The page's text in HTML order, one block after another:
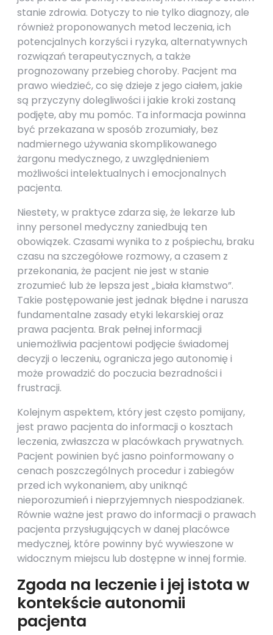
stanie zdrowia. Dotyczy to nie tylko diagnozy, ale
również proponowanych metod leczenia, ich
potencjalnych korzyści i ryzyka, alternatywnych
rozwiązań terapeutycznych, a także
prognozowany przebieg choroby. Pacjent ma
prawo wiedzieć, co się dzieje z jego ciałem, jakie
są przyczyny dolegliwości i jakie kroki zostaną
podjęte, aby mu pomóc. Ta informacja powinna
być przekazana w sposób zrozumiały, bez
nadmiernego używania skomplikowanego
żargonu medycznego, z uwzględnieniem
możliwości intelektualnych i emocjonalnych
pacjenta.
Niestety, w praktyce zdarza się, że lekarze lub
inny personel medyczny zaniedbują ten
obowiązek. Czasami wynika to z pośpiechu, braku
czasu na szczegółowe rozmowy, a czasem z
przekonania, że pacjent nie jest w stanie
zrozumieć lub że lepsza jest „biała kłamstwo”.
Takie postępowanie jest jednak błędne i narusza
fundamentalne zasady etyki lekarskiej oraz
prawa pacjenta. Brak pełnej informacji
uniemożliwia pacjentowi podjęcie świadomej
decyzji o leczeniu, ogranicza jego autonomię i
może prowadzić do poczucia bezradności i
frustracji.
Kolejnym aspektem, który jest często pomijany,
jest prawo pacjenta do informacji o kosztach
leczenia, zwłaszcza w placówkach prywatnych.
Pacjent powinien być jasno poinformowany o
cenach poszczególnych procedur i zabiegów
przed ich wykonaniem, aby uniknąć
nieporozumień i nieprzyjemnych niespodzianek.
Równie ważne jest prawo do informacji o prawach
pacjenta przysługujących w danej placówce
medycznej, które powinny być wywieszone w
widocznym miejscu lub dostępne w innej formie.
Zgoda na leczenie i jej istota w
kontekście autonomii
pacjenta